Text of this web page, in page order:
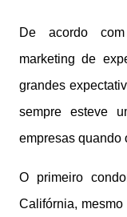
De acordo
marketing de
grandes
sempre esteve
empresas quando
O primeiro
Califórnia,